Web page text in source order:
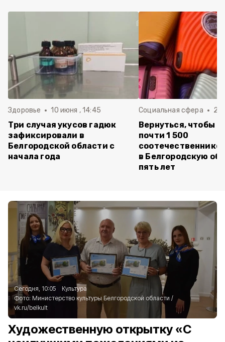
Здоровье 10 июня , 14:45
Три случая укусов гадюк
зафиксировали в
Белгородской области с
начала года
Социальная сфера 20
Вернуться, чтобы
почти 1 500
в Белгородскую
пять лет
Сегодня, 10:05
Культура
Фото: Министерство культуры Белгородской области /
vk.ru/belkult
Художественную открытку «С